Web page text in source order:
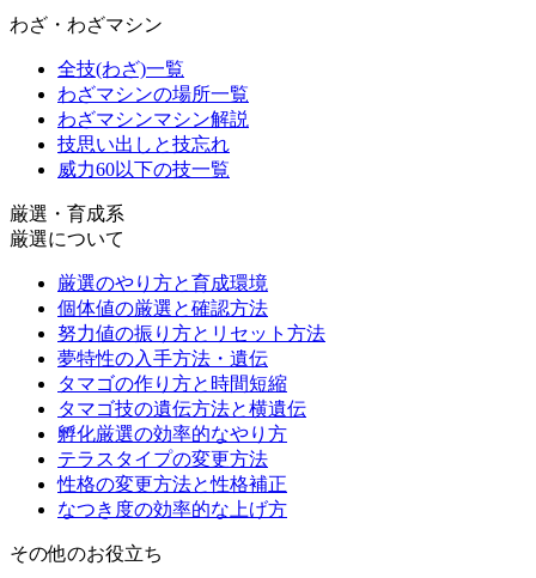
わざ・わざマシン
全技(わざ)一覧
わざマシンの場所一覧
わざマシンマシン解説
技思い出しと技忘れ
威力60以下の技一覧
厳選・育成系
厳選について
厳選のやり方と育成環境
個体値の厳選と確認方法
努力値の振り方とリセット方法
夢特性の入手方法・遺伝
タマゴの作り方と時間短縮
タマゴ技の遺伝方法と横遺伝
孵化厳選の効率的なやり方
テラスタイプの変更方法
性格の変更方法と性格補正
なつき度の効率的な上げ方
その他のお役立ち